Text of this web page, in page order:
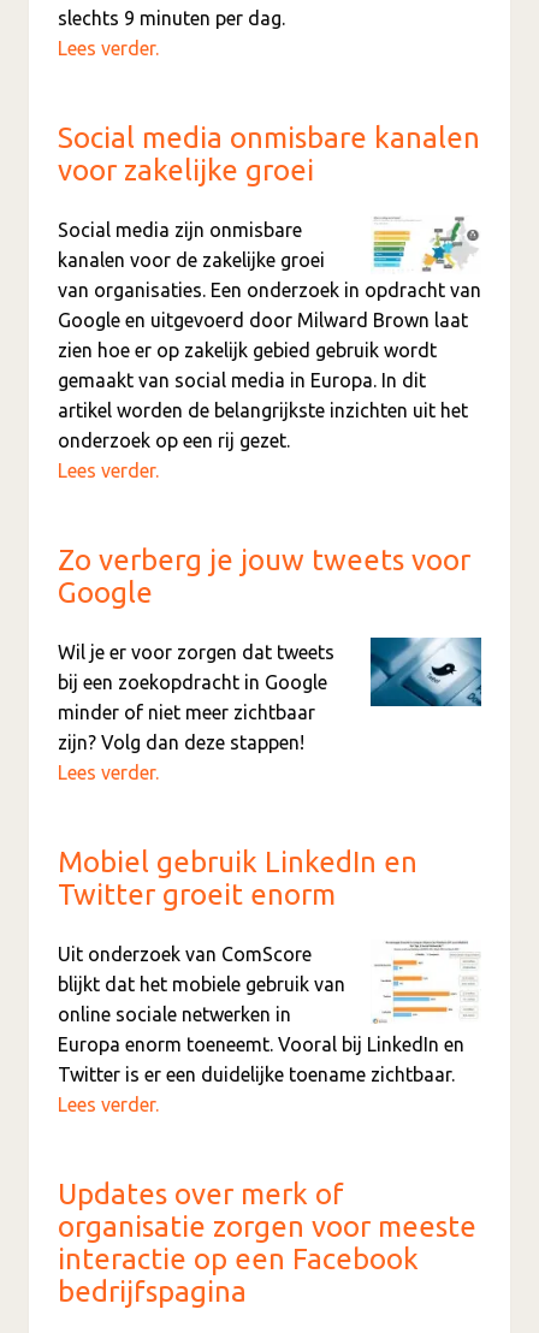
slechts 9 minuten per dag.
Lees verder.
Social media onmisbare kanalen
voor zakelijke groei
Social media zijn onmisbare
kanalen voor de zakelijke groei
van organisaties. Een onderzoek in opdracht van
Google en uitgevoerd door Milward Brown laat
zien hoe er op zakelijk gebied gebruik wordt
gemaakt van social media in Europa. In dit
artikel worden de belangrijkste inzichten uit het
onderzoek op een rij gezet.
Lees verder.
Zo verberg je jouw tweets voor
Google
Wil je er voor zorgen dat tweets
bij een zoekopdracht in Google
minder of niet meer zichtbaar
zijn? Volg dan deze stappen!
Lees verder.
Mobiel gebruik LinkedIn en
Twitter groeit enorm
Uit onderzoek van ComScore
blijkt dat het mobiele gebruik van
online sociale netwerken in
Europa enorm toeneemt. Vooral bij LinkedIn en
Twitter is er een duidelijke toename zichtbaar.
Lees verder.
Updates over merk of
organisatie zorgen voor meeste
interactie op een Facebook
bedrijfspagina